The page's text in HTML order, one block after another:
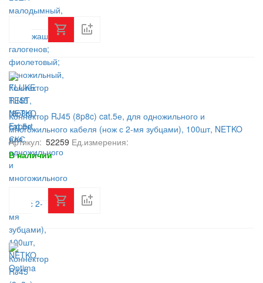
Коннектор RJ45 (8p8c) cat.5е, для одножильного и
многожильного кабеля (нож с 2-мя зубцами), 100шт, NETKO
Optima
Артикул: 52259 Ед.измерения:
В наличии